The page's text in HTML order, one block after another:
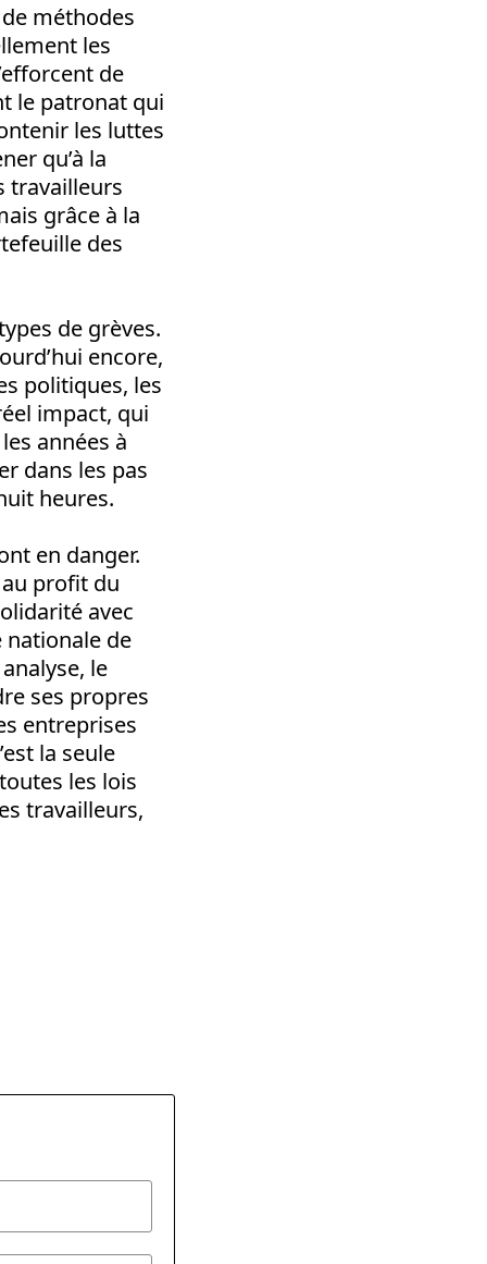
méthodes
les
de
le patronat qui
les luttes
qu’à la
travailleurs
grâce à la
des
de grèves.
encore,
politiques, les
impact, qui
années à
dans les pas
heures.
en danger.
profit du
avec
nationale de
le
ses propres
entreprises
la seule
les lois
travailleurs,